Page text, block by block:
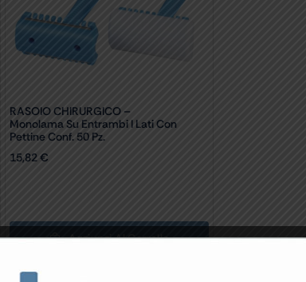
RASOIO CHIRURGICO –
Monolama Su Entrambi I Lati Con
Pettine Conf. 50 Pz.
15,82€
Aggiungi Al Carrello